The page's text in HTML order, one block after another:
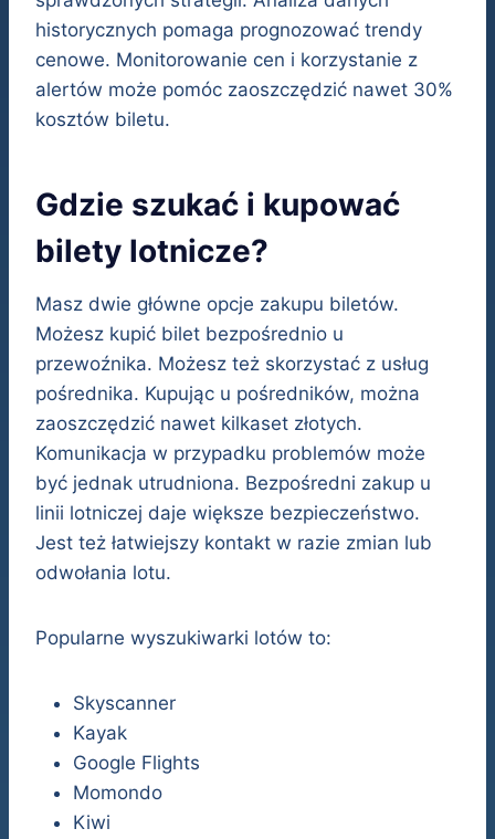
historycznych pomaga prognozować trendy
cenowe. Monitorowanie cen i korzystanie z
alertów może pomóc zaoszczędzić nawet 30%
kosztów biletu.
Gdzie szukać i kupować
bilety lotnicze?
Masz dwie główne opcje zakupu biletów.
Możesz kupić bilet bezpośrednio u
przewoźnika. Możesz też skorzystać z usług
pośrednika. Kupując u pośredników, można
zaoszczędzić nawet kilkaset złotych.
Komunikacja w przypadku problemów może
być jednak utrudniona. Bezpośredni zakup u
linii lotniczej daje większe bezpieczeństwo.
Jest też łatwiejszy kontakt w razie zmian lub
odwołania lotu.
Popularne wyszukiwarki lotów to:
Skyscanner
Kayak
Google Flights
Momondo
Kiwi